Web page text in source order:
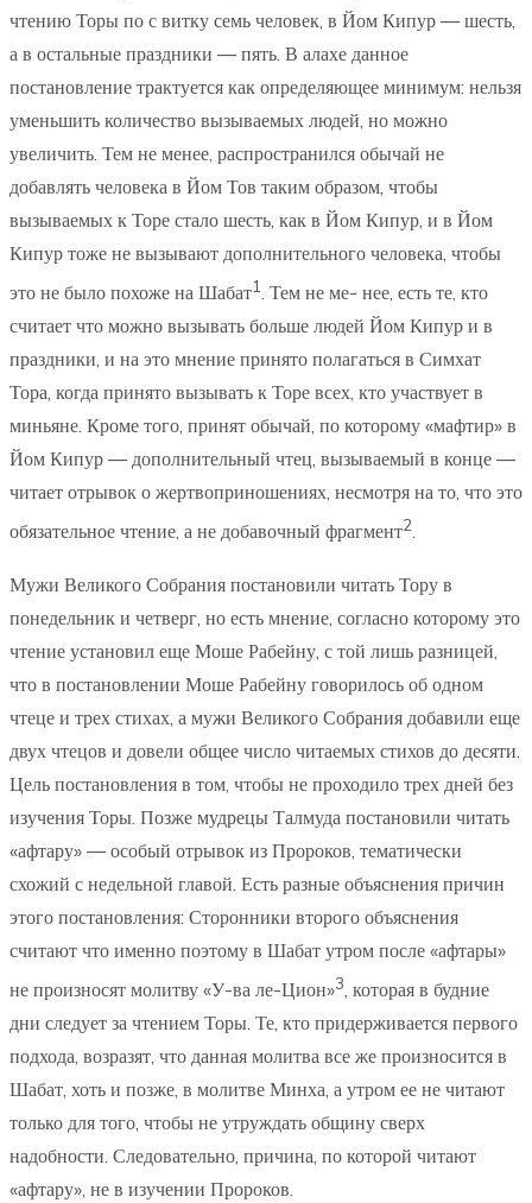
чтению Торы по с витку семь человек, в Йом Кипур — шесть,
а в остальные праздники — пять. В алахе данное
постановление трактуется как определяющее минимум: нельзя
уменьшить количество вызываемых людей, но можно
увеличить. Тем не менее, распространился обычай не
добавлять человека в Йом Тов таким образом, чтобы
вызываемых к Торе стало шесть, как в Йом Кипур, и в Йом
Кипур тоже не вызывают дополнительного человека, чтобы
это не было похоже на Шабат1. Тем не ме- нее, есть те, кто
считает что можно вызывать больше людей Йом Кипур и в
праздники, и на это мнение принято полагаться в Симхат
Тора, когда принято вызывать к Торе всех, кто участвует в
миньяне. Кроме того, принят обычай, по которому «мафтир» в
Йом Кипур — дополнительный чтец, вызываемый в конце —
читает отрывок о жертвоприношениях, несмотря на то, что это
обязательное чтение, а не добавочный фрагмент2.
Мужи Великого Собрания постановили читать Тору в
понедельник и четверг, но есть мнение, согласно которому это
чтение установил еще Моше Рабейну, с той лишь разницей,
что в постановлении Моше Рабейну говорилось об одном
чтеце и трех стихах, а мужи Великого Собрания добавили еще
двух чтецов и довели общее число читаемых стихов до десяти.
Цель постановления в том, чтобы не проходило трех дней без
изучения Торы. Позже мудрецы Талмуда постановили читать
«афтару» — особый отрывок из Пророков, тематически
схожий с недельной главой. Есть разные объяснения причин
этого постановления: Сторонники второго объяснения
считают что именно поэтому в Шабат утром после «афтары»
не произносят молитву «У-ва ле-Цион»3 , которая в будние
дни следует за чтением Торы. Те, кто придерживается первого
подхода, возразят, что данная молитва все же произносится в
Шабат, хоть и позже, в молитве Минха, а утром ее не читают
только для того, чтобы не утруждать общину сверх
надобности. Следовательно, причина, по которой читают
«афтару», не в изучении Пророков.